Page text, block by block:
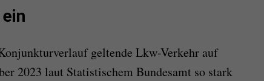
geltende Lkw-Verkehr auf
2023 laut Statistischem Bundesamt so stark